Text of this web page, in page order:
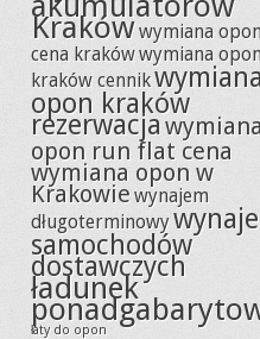
Krakówwymiana
cena krakówwymiana
kraków cennik
opon kraków
rezerwacja
opon run flat cena
wymiana opon w
Krakowiewynajem
długoterminowy
samochodów
dostawczych
ładunek
łaty do opon